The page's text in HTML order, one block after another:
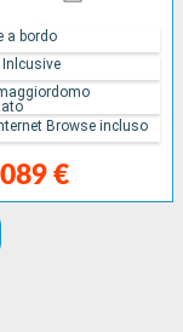
€
a bordo
Inlcusive
Browse incluso